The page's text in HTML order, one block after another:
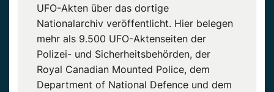
UFO-Akten über das dortige
Nationalarchiv veröffentlicht. Hier belegen
mehr als 9.500 UFO-Aktenseiten der
Polizei- und Sicherheitsbehörden, der
Royal Canadian Mounted Police, dem
Department of National Defence und dem